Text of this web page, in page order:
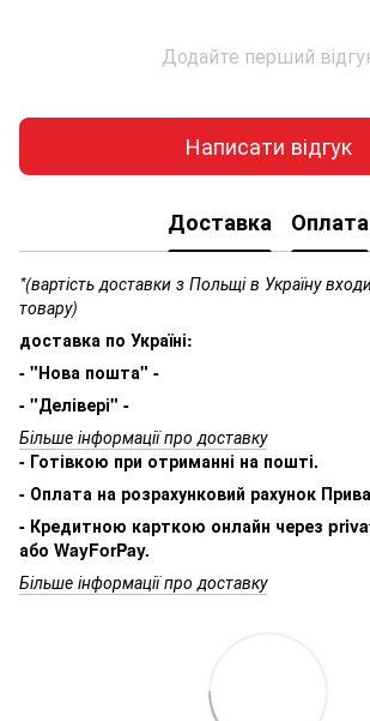
Додайте перший
Написати відгук
Доставка Оплата
*(вартість доставки з Польщі в Україну
товару)
доставка по Україні:
- "Нова пошта" -
- "Делівері" -
Більше інформації про доставку
- Готівкою при отриманні на пошті.
- Оплата на розрахунковий рахунок
- Кредитною карткою онлайн через
або WayForPay.
Більше інформації про доставку